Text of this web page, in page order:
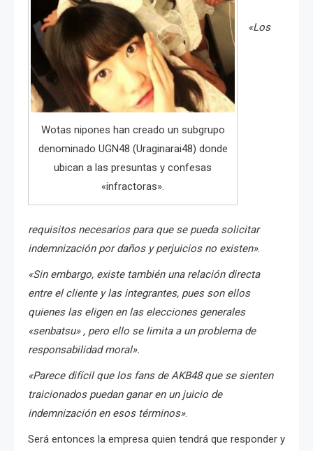
Wotas nipones han creado un subgrupo
denominado UGN48 (Uraginarai48) donde
ubican a las presuntas y confesas
«infractoras».
«Los
requisitos necesarios para que se pueda solicitar
indemnización por daños y perjuicios no existen».
«Sin embargo, existe también una relación directa
entre el cliente y las integrantes, pues son ellos
quienes las eligen en las elecciones generales
«senbatsu» , pero ello se limita a un problema de
responsabilidad moral».
«Parece difícil que los fans de AKB48 que se sienten
traicionados puedan ganar en un juicio de
indemnización en esos términos».
Será entonces la empresa quien tendrá que responder y